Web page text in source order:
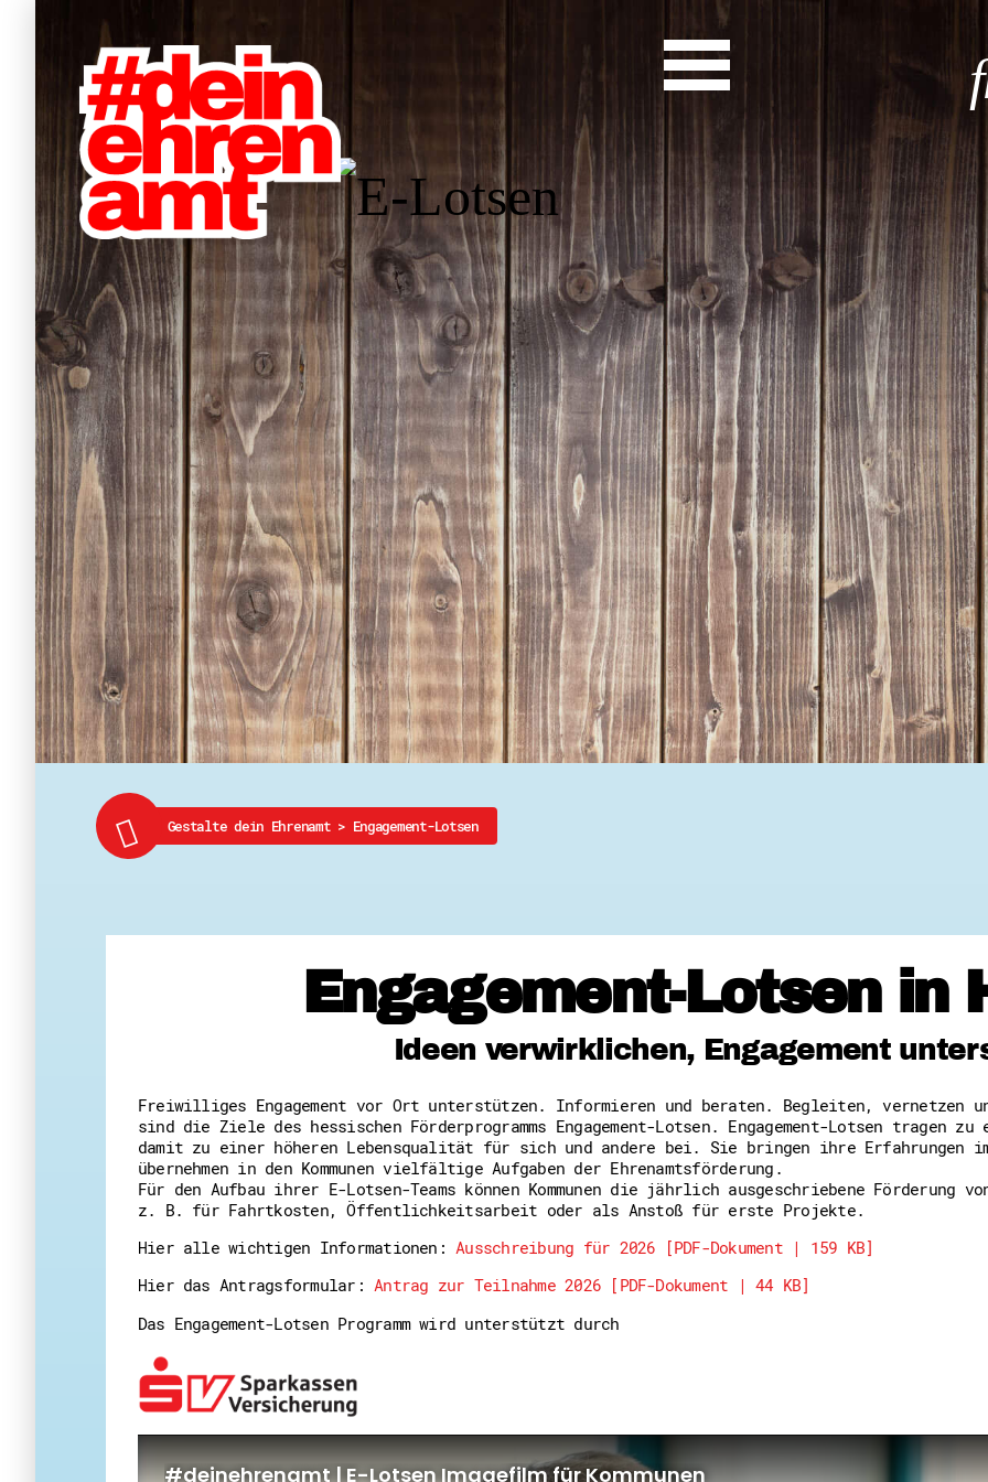
Start
Entdecke dein
News
Veranstaltungen
Rückblicke
Newsletter
Die LandesEhrenamtsagentur
Publikationen
Ansprechpartner
Ehrenamt hat viele
Finde dein
Ehrenamtssuchmaschine
Freiwilliges Soziales
Koordinierungszentren für
Engagierte Stadt
Freiwilligendienste
Freiwilligentage
Hessen hilft Ukraine
Zeig uns dein
Wettbewerb |
Wettbewerb | 80 Jahre
8 Vereine x 80 Jahre x
Crowdfunding - Viele
Ehrentag
Freiwilligenmanagement
Hessen engagiert - Digitale
Kompetenznachweis Hessen
Zeugnisbeiblatt
Mach dich schlau
GEMA-Pakt
Di@-Lotsen in Hessen
Energiepreiskrise und
Flüchtlingshilfe +
Generationsübergreifend
Qualifizierung & Fortbildung
Service
Suche
Gestalte dein Ehrenamt > Engagement-Lotsen
Engagement-Lotsen in
Ideen verwirklichen, Engagement
Freiwilliges Engagement vor Ort unterstützen. Informieren und beraten. Begleiten, vernetzen
sind die Ziele des hessischen Förderprogramms Engagement-Lotsen. Engagement-Lotsen tragen
damit zu einer höheren Lebensqualität für sich und andere bei. Sie bringen ihre Erfahrungen
übernehmen in den Kommunen vielfältige Aufgaben der Ehrenamtsförderung.
Für den Aufbau ihrer E-Lotsen-Teams können Kommunen die jährlich ausgeschriebene Förderung
z. B. für Fahrtkosten, Öffentlichkeitsarbeit oder als Anstoß für erste Projekte.
Hier alle wichtigen Informationen:Ausschreibung für 2026 [PDF-Dokument | 159 KB]
Hier das Antragsformular:Antrag zur Teilnahme 2026 [PDF-Dokument | 44 KB]
Das Engagement-Lotsen Programm wird unterstützt durch